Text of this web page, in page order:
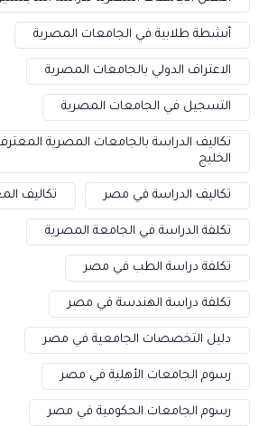
أنشطة طلابية في الجامعات المصرية
الاعتراف الدولي بالجامعات المصرية
التسجيل في الجامعات المصرية
تكاليف الدراسة بالجامعات المصرية
الخليج
تكاليف الدراسة في مصر تكاليف
تكلفة الدراسة في الجامعة المصرية
تكلفة دراسة الطب في مصر
تكلفة دراسة الهندسة في مصر
دليل التخصصات الجامعية في مصر
رسوم الجامعات الأهلية في مصر
رسوم الجامعات الحكومية في مصر